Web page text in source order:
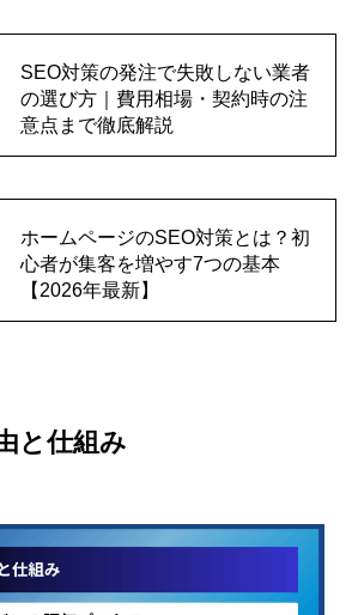
SEO対策の発注で失敗しない業者
の選び方｜費用相場・契約時の注
意点まで徹底解説
ホームページのSEO対策とは？初
心者が集客を増やす7つの基本
【2026年最新】
と仕組み